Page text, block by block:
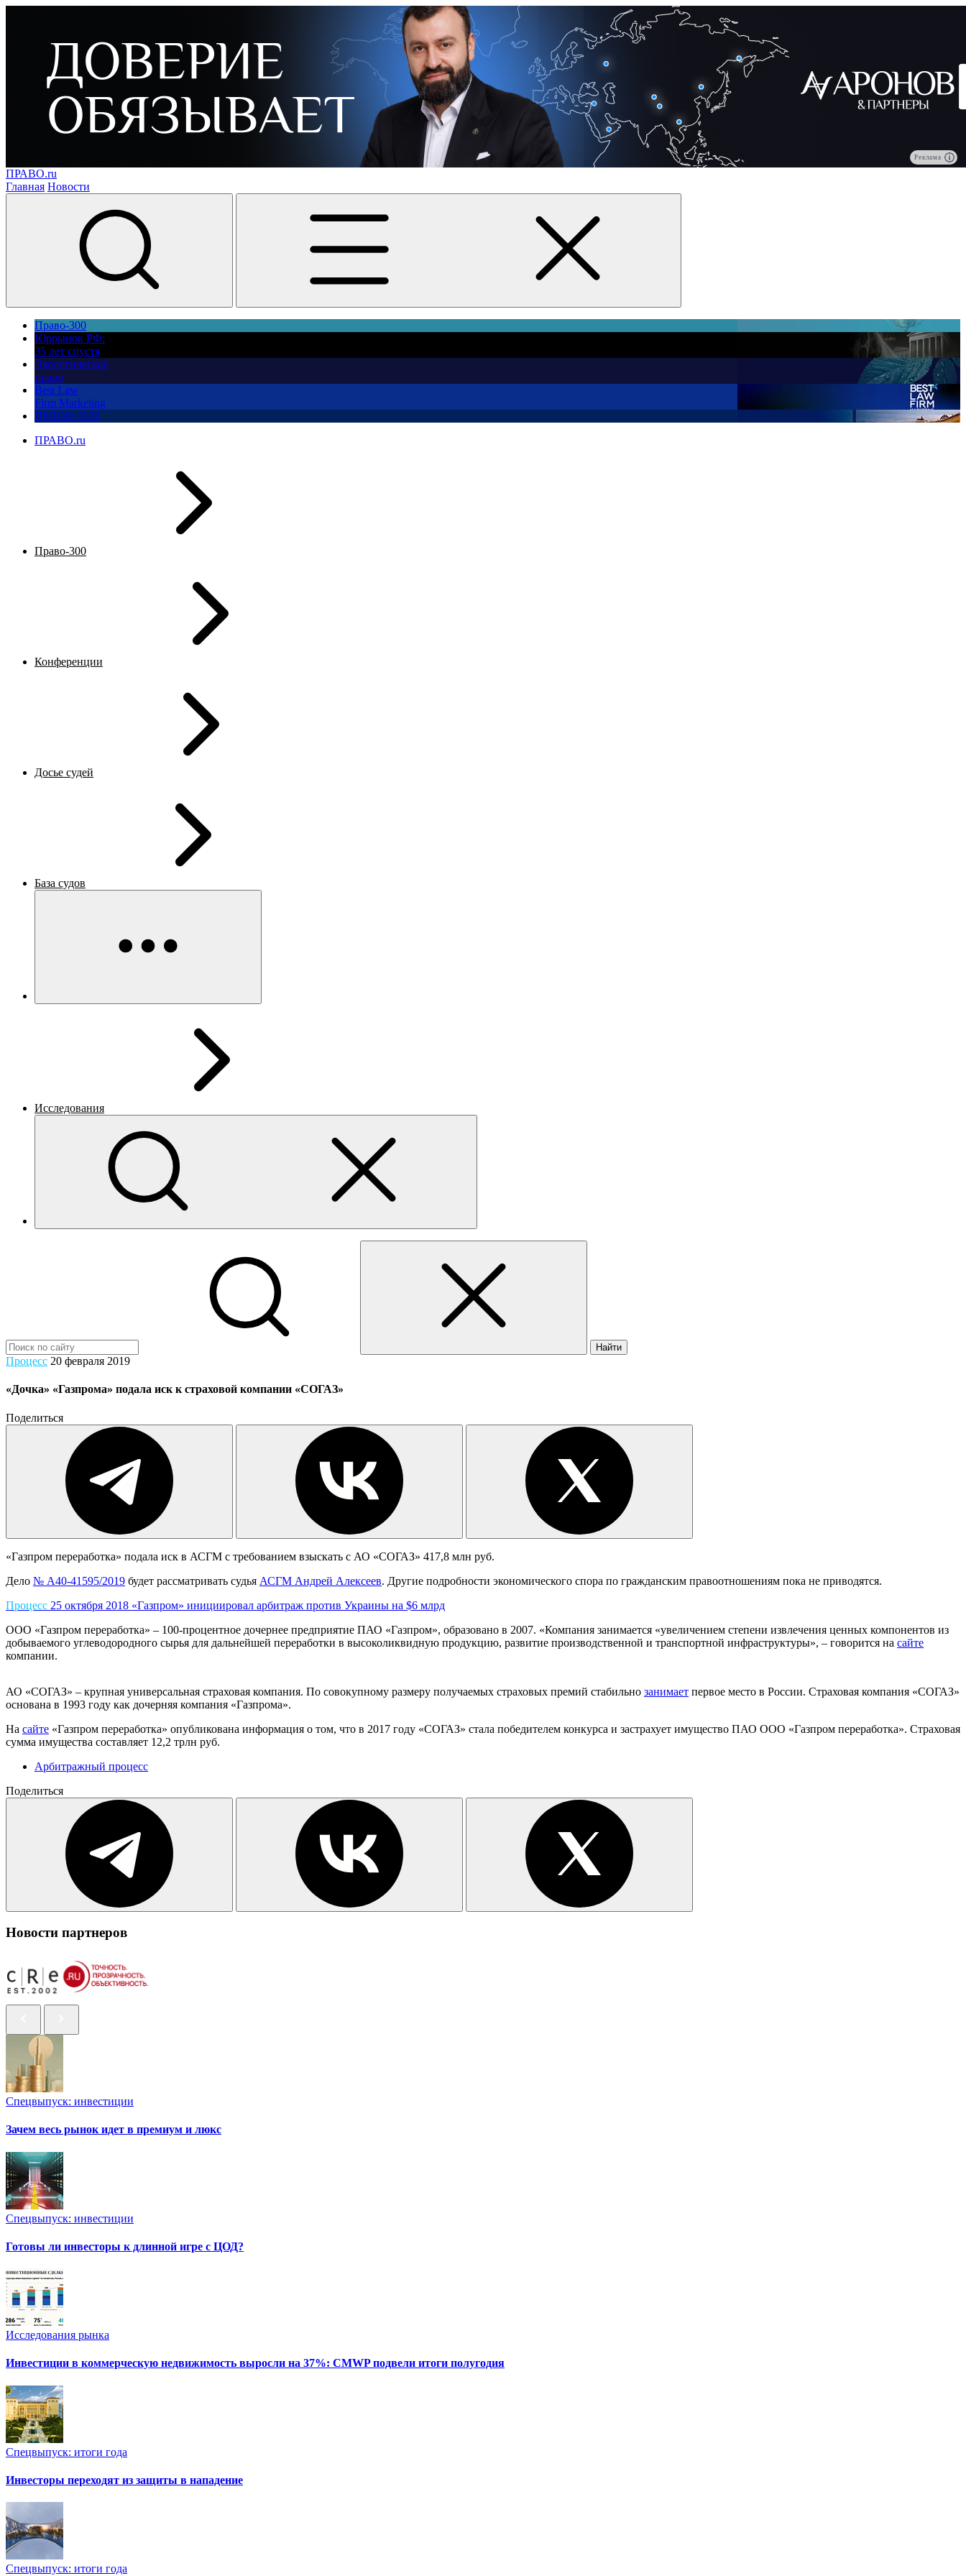
Реклама
ПРАВО.ru
Главная Новости
Право-300
Юррынок РФ:
35 лет спустя
Экологическое
право
Best Law
Firm Marketing
ПМЮФ 2026
ПРАВО.ru
Право-300
Конференции
Досье судей
База судов
Исследования
Найти
Процесс 20 февраля 2019
«Дочка» «Газпрома» подала иск к страховой компании «СОГАЗ»
Поделиться
«Газпром переработка» подала иск в АСГМ с требованием взыскать с АО «СОГАЗ» 417,8 млн руб.
Дело № А40-41595/2019 будет рассматривать судья АСГМ Андрей Алексеев. Другие подробности экономического спора по гражданским правоотношениям пока не приводятся.
Процесс 25 октября 2018 «Газпром» инициировал арбитраж против Украины на $6 млрд
ООО «Газпром переработка» – 100-процентное дочернее предприятие ПАО «Газпром», образовано в 2007. «Компания занимается «увеличением степени извлечения ценных компонентов из
добываемого углеводородного сырья для дальнейшей переработки в высоколиквидную продукцию, развитие производственной и транспортной инфраструктуры», – говорится на сайте
компании.
АО «СОГАЗ» – крупная универсальная страховая компания. По совокупному размеру получаемых страховых премий стабильно занимает первое место в России. Страховая компания «СОГАЗ»
основана в 1993 году как дочерняя компания «Газпрома».
На сайте «Газпром переработка» опубликована информация о том, что в 2017 году «СОГАЗ» стала победителем конкурса и застрахует имущество ПАО ООО «Газпром переработка». Страховая
сумма имущества составляет 12,2 трлн руб.
Арбитражный процесс
Поделиться
Новости партнеров
Спецвыпуск: инвестиции
Зачем весь рынок идет в премиум и люкс
Спецвыпуск: инвестиции
Готовы ли инвесторы к длинной игре с ЦОД?
Исследования рынка
Инвестиции в коммерческую недвижимость выросли на 37%: CMWP подвели итоги полугодия
Спецвыпуск: итоги года
Инвесторы переходят из защиты в нападение
Спецвыпуск: итоги года